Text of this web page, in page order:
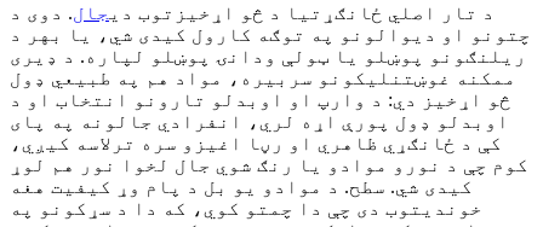
د تار اصلي ځانګړتیا د څو اړخیزتوب دی جال. دوی د
چتونو او دیوالونو په توګه کارول کیدی شي، یا بهر د
ریلنګونو پوښلو یا ټولې ودانۍ پوښلو لپاره. د ډیری
ممکنه غوښتنلیکونو سربیره، مواد هم په طبیعي ډول
څو اړخیز دي: د وارپ او اوبدلو تارونو انتخاب او د
اوبدلو ډول پورې اړه لري، انفرادي جالونه په پای
کې د ځانګړي ظاهري او رڼا اغیزو سره ترلاسه کیږي،
کوم چې د نورو موادو یا رنګ شوي جال لخوا نور هم لوړ
کیدی شي. سطح. د موادو یو بل د پام وړ کیفیت هغه
خوندیتوب دی چې دا چمتو کوي، که دا د سړکونو په